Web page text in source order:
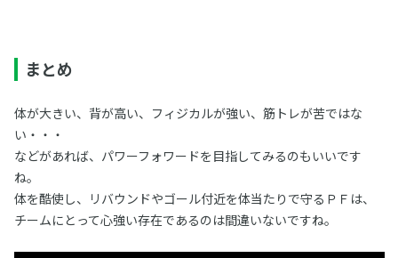
まとめ
体が大きい、背が高い、フィジカルが強い、筋トレが苦ではな
い・・・
などがあれば、パワーフォワードを目指してみるのもいいです
ね。
体を酷使し、リバウンドやゴール付近を体当たりで守るＰＦは、
チームにとって心強い存在であるのは間違いないですね。